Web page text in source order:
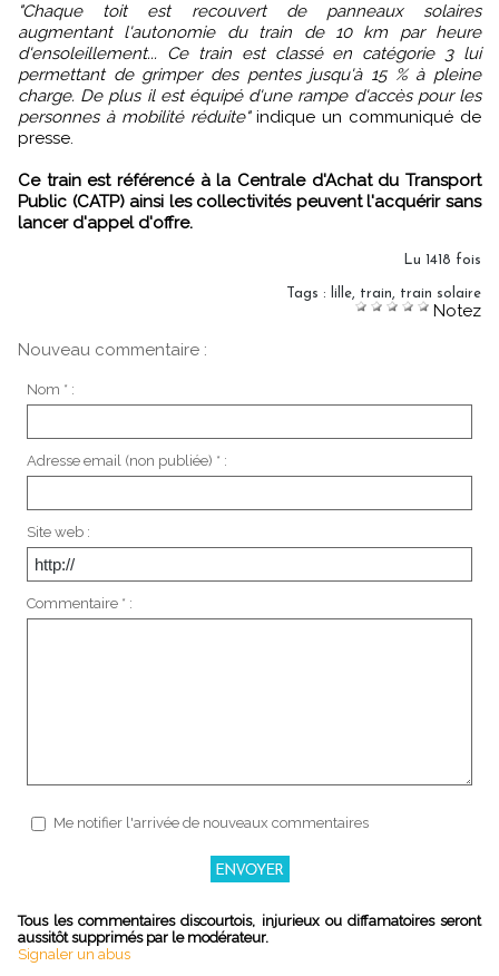
"Chaque toit est recouvert de panneaux solaires
augmentant l'autonomie du train de 10 km par heure
d'ensoleillement... Ce train est classé en catégorie 3 lui
permettant de grimper des pentes jusqu'à 15 % à pleine
charge. De plus il est équipé d'une rampe d'accès pour les
personnes à mobilité réduite"indique un communiqué de
presse.
Ce train est référencé à la Centrale d'Achat du Transport
Public (CATP) ainsi les collectivités peuvent l'acquérir sans
lancer d'appel d'offre.
Lu 1418 fois
Tags : lille, train, train solaire
Notez
Nouveau commentaire :
Nom * :
Adresse email (non publiée) * :
Site web :
Commentaire * :
Me notifier l'arrivée de nouveaux commentaires
Tous les commentaires discourtois, injurieux ou diffamatoires seront
aussitôt supprimés par le modérateur.
Signaler un abus